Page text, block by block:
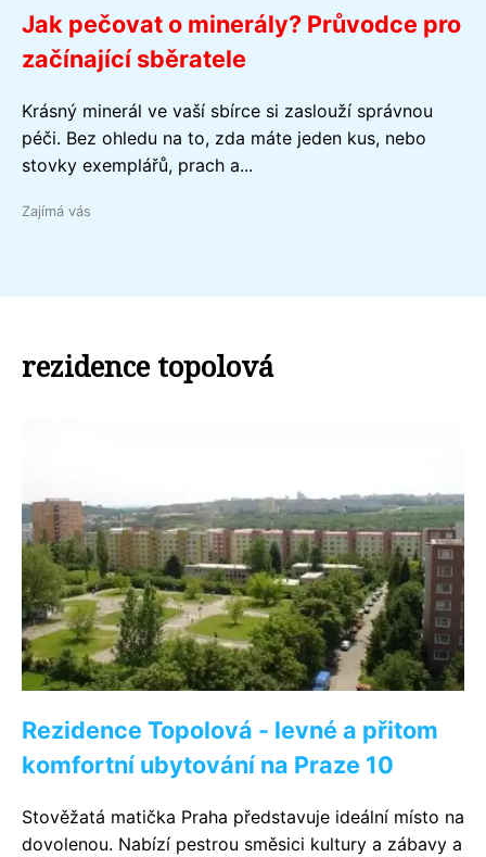
Jak pečovat o minerály? Průvodce pro
začínající sběratele
Krásný minerál ve vaší sbírce si zaslouží správnou
péči. Bez ohledu na to, zda máte jeden kus, nebo
stovky exemplářů, prach a...
Zajímá vás
rezidence topolová
Rezidence Topolová - levné a přitom
komfortní ubytování na Praze 10
Stověžatá matička Praha představuje ideální místo na
dovolenou. Nabízí pestrou směsici kultury a zábavy a